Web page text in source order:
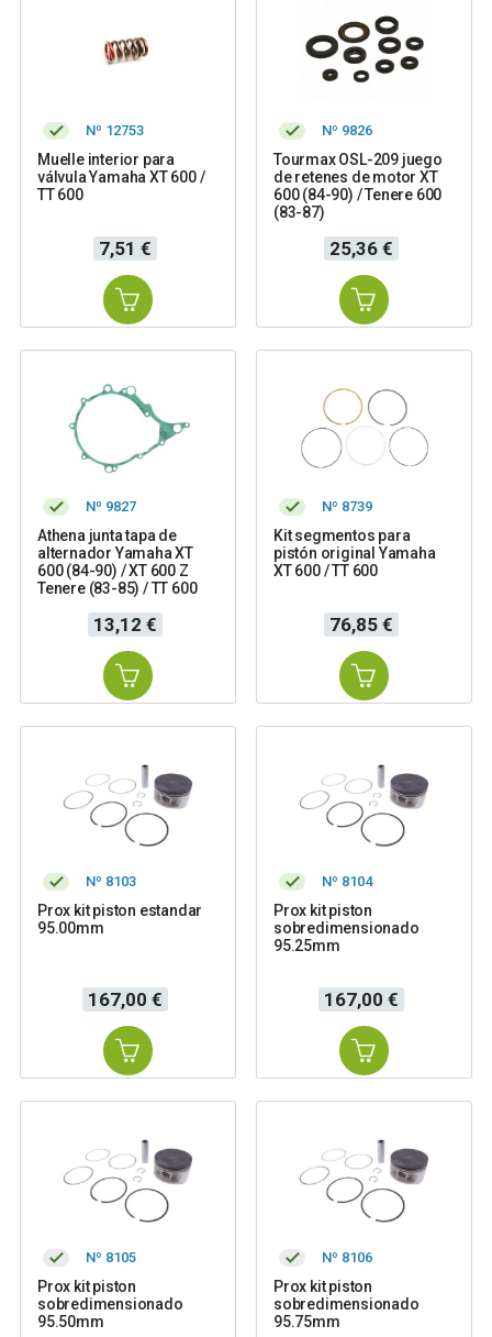
Nº 12753
Muelle interior para
válvula Yamaha XT 600 /
TT 600
Precio
7,51 €
Nº 9826
Tourmax OSL-209 juego
de retenes de motor XT
600 (84-90) / Tenere 600
(83-87)
Precio
25,36 €
Nº 9827
Athena junta tapa de
alternador Yamaha XT
600 (84-90) / XT 600 Z
Tenere (83-85) / TT 600
Precio
13,12 €
Nº 8739
Kit segmentos para
pistón original Yamaha
XT 600 / TT 600
Precio
76,85 €
Nº 8103
Prox kit piston estandar
95.00mm
Precio
167,00 €
Nº 8104
Prox kit piston
sobredimensionado
95.25mm
Precio
167,00 €
Nº 8105
Prox kit piston
sobredimensionado
95.50mm
Nº 8106
Prox kit piston
sobredimensionado
95.75mm